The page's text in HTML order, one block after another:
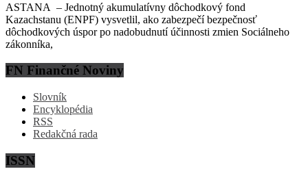
ASTANA – Jednotný akumulatívny dôchodkový fond
Kazachstanu (ENPF) vysvetlil, ako zabezpečí bezpečnosť
dôchodkových úspor po nadobudnutí účinnosti zmien Sociálneho
zákonníka,
FN Finančné Noviny
Slovník
Encyklopédia
RSS
Redakčná rada
ISSN